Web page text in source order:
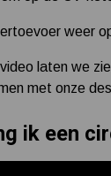
weer
laten we
met onze
ik een